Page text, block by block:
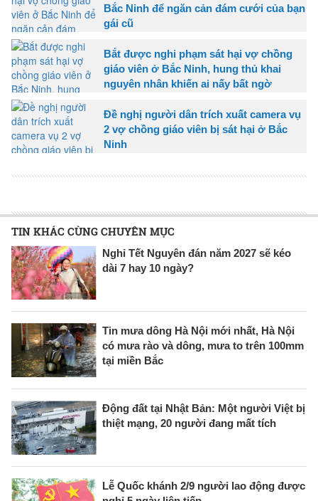
Bắc Ninh để ngăn cản đám cưới của bạn
gái cũ
Bắt được nghi phạm sát hại vợ chồng
giáo viên ở Bắc Ninh, hung thủ khai
nguyên nhân khiến ai nấy bất ngờ
Đề nghị người dân trích xuất camera vụ
2 vợ chồng giáo viên bị sát hại ở Bắc
Ninh
TIN KHÁC CÙNG CHUYÊN MỤC
Nghỉ Tết Nguyên đán năm 2027 sẽ kéo
dài 7 hay 10 ngày?
Tin mưa dông Hà Nội mới nhất, Hà Nội
có mưa rào và dông, mưa to trên 100mm
tại miền Bắc
Động đất tại Nhật Bản: Một người Việt bị
thiệt mạng, 20 người đang mất tích
Lễ Quốc khánh 2/9 người lao động được